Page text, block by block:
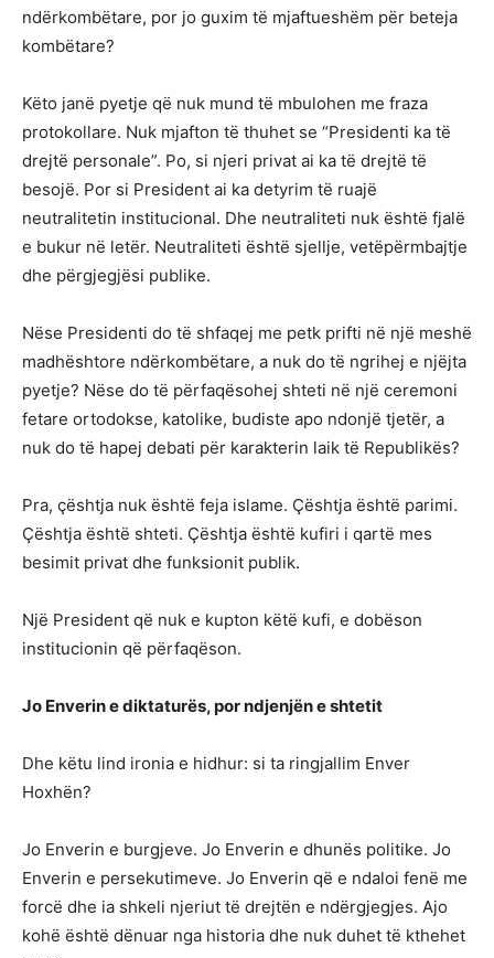
ndërkombëtare, por jo guxim të mjaftueshëm për beteja
kombëtare?
Këto janë pyetje që nuk mund të mbulohen me fraza
protokollare. Nuk mjafton të thuhet se “Presidenti ka të
drejtë personale”. Po, si njeri privat ai ka të drejtë të
besojë. Por si President ai ka detyrim të ruajë
neutralitetin institucional. Dhe neutraliteti nuk është fjalë
e bukur në letër. Neutraliteti është sjellje, vetëpërmbajtje
dhe përgjegjësi publike.
Nëse Presidenti do të shfaqej me petk prifti në një meshë
madhështore ndërkombëtare, a nuk do të ngrihej e njëjta
pyetje? Nëse do të përfaqësohej shteti në një ceremoni
fetare ortodokse, katolike, budiste apo ndonjë tjetër, a
nuk do të hapej debati për karakterin laik të Republikës?
Pra, çështja nuk është feja islame. Çështja është parimi.
Çështja është shteti. Çështja është kufiri i qartë mes
besimit privat dhe funksionit publik.
Një President që nuk e kupton këtë kufi, e dobëson
institucionin që përfaqëson.
Jo Enverin e diktaturës, por ndjenjën e shtetit
Dhe këtu lind ironia e hidhur: si ta ringjallim Enver
Hoxhën?
Jo Enverin e burgjeve. Jo Enverin e dhunës politike. Jo
Enverin e persekutimeve. Jo Enverin që e ndaloi fenë me
forcë dhe ia shkeli njeriut të drejtën e ndërgjegjes. Ajo
kohë është dënuar nga historia dhe nuk duhet të kthehet